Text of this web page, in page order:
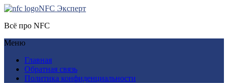
NFC Эксперт
Всё про NFC
Меню
Главная
Обратная связь
Политика конфиденциальности